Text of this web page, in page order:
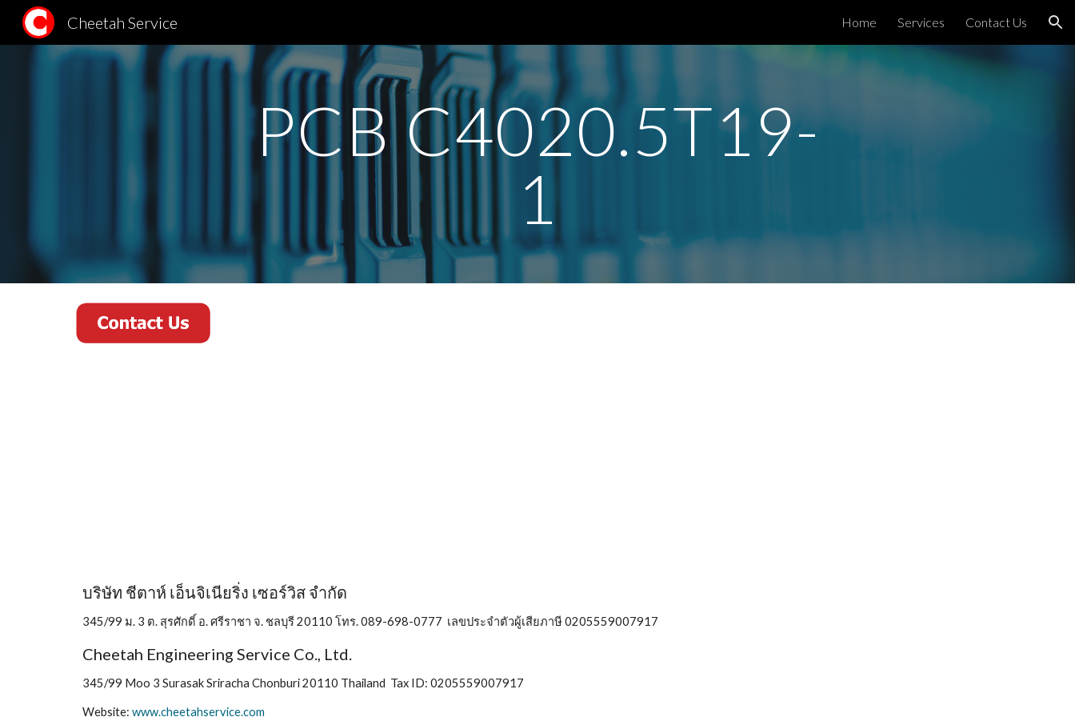
Cheetah Service Home Services Contact Us
PCB C4020.5T19-
1
บริษัท ชีตาห์ เอ็นจิเนียริ่ง เซอร์วิส จำกัด
345/99 ม. 3 ต. สุรศักดิ์ อ. ศรีราชา จ. ชลบุรี 20110 โทร. 089-698-0777 เลขประจำตัวผู้เสียภาษี 0205559007917
Cheetah Engineering Service Co., Ltd.
345/99 Moo 3 Surasak Sriracha Chonburi 20110 Thailand Tax ID: 0205559007917
Website: www.cheetahservice.com